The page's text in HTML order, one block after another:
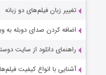
تغییر زبان فیلم‌های دو زبانه
اضافه کردن صدای دوبله به
راهنمای دانلود از سایت
آشنایی با انواع کیفیت